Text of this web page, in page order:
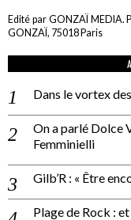
Edité par GONZAÏ MEDIA.
GONZAÏ, 75018 Paris
Dans le vortex
On a parlé Dolce
Femminielli
Gilb’R : « Être
Plage de Rock :